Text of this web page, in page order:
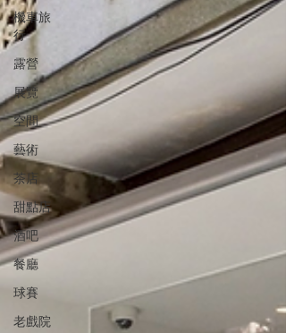
機車旅
行
露營
展覽
空間
藝術
茶店
甜點店
酒吧
餐廳
球賽
老戲院